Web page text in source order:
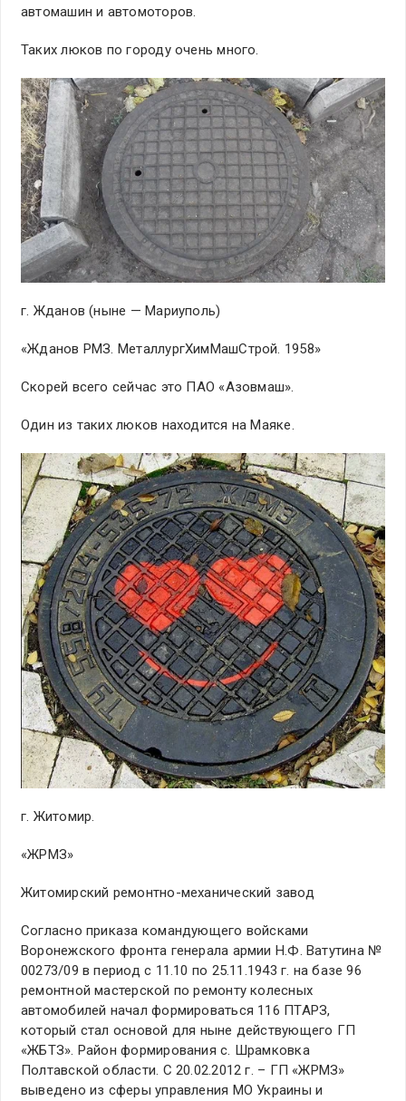
автомашин и автомоторов.
Таких люков по городу очень много.
г. Жданов (ныне — Мариуполь)
«Жданов РМЗ. МеталлургХимМашСтрой. 1958»
Скорей всего сейчас это ПАО «Азовмаш».
Один из таких люков находится на Маяке.
г. Житомир.
«ЖРМЗ»
Житомирский ремонтно-механический завод
Согласно приказа командующего войсками
Воронежского фронта генерала армии Н.Ф. Ватутина №
00273/09 в период с 11.10 по 25.11.1943 г. на базе 96
ремонтной мастерской по ремонту колесных
автомобилей начал формироваться 116 ПТАРЗ,
который стал основой для ныне действующего ГП
«ЖБТЗ». Район формирования с. Шрамковка
Полтавской области. С 20.02.2012 г. – ГП «ЖРМЗ»
выведено из сферы управления МО Украины и